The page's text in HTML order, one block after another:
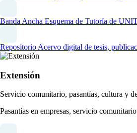
Banda Ancha Esquema de Tutoría de
Repositorio Acervo digital de tesis,
Extensión
Servicio comunitario, pasantías, cultura y
Pasantías en empresas, servicio